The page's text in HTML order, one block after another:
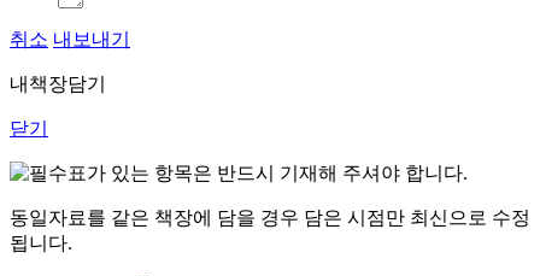
취소 내보내기
내책장담기
닫기
표가 있는 항목은 반드시 기재해 주셔야 합니다.
동일자료를 같은 책장에 담을 경우 담은 시점만 최신으로 수정
됩니다.